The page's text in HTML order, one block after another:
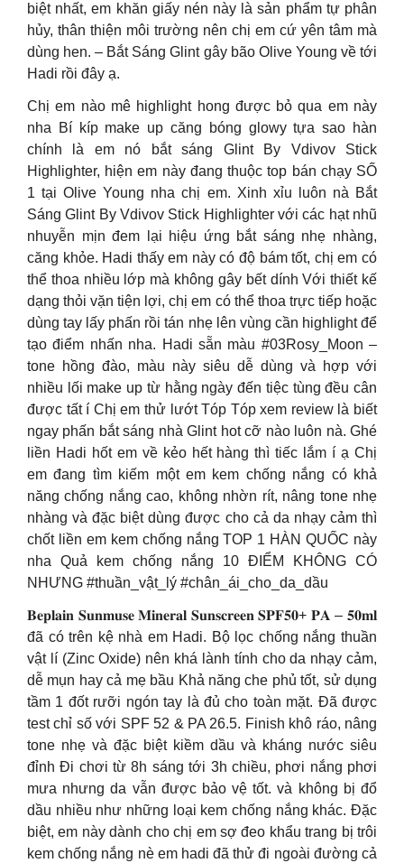
biệt nhất, em khăn giấy nén này là sản phẩm tự phân
hủy, thân thiện môi trường nên chị em cứ yên tâm mà
dùng hen. – Bắt Sáng Glint gây bão Olive Young về tới
Hadi rồi đây ạ.
Chị em nào mê highlight hong được bỏ qua em này
nha Bí kíp make up căng bóng glowy tựa sao hàn
chính là em nó bắt sáng Glint By Vdivov Stick
Highlighter, hiện em này đang thuộc top bán chạy SỐ
1 tại Olive Young nha chị em. Xinh xỉu luôn nà Bắt
Sáng Glint By Vdivov Stick Highlighter với các hạt nhũ
nhuyễn mịn đem lại hiệu ứng bắt sáng nhẹ nhàng,
căng khỏe. Hadi thấy em này có độ bám tốt, chị em có
thể thoa nhiều lớp mà không gây bết dính Với thiết kế
dạng thỏi vặn tiện lợi, chị em có thể thoa trực tiếp hoặc
dùng tay lấy phấn rồi tán nhẹ lên vùng cần highlight để
tạo điểm nhấn nha. Hadi sẵn màu #03Rosy_Moon –
tone hồng đào, màu này siêu dễ dùng và hợp với
nhiều lối make up từ hằng ngày đến tiệc tùng đều cân
được tất í Chị em thử lướt Tóp Tóp xem review là biết
ngay phấn bắt sáng nhà Glint hot cỡ nào luôn nà. Ghé
liền Hadi hốt em về kẻo hết hàng thì tiếc lắm í ạ Chị
em đang tìm kiếm một em kem chống nắng có khả
năng chống nắng cao, không nhờn rít, nâng tone nhẹ
nhàng và đặc biệt dùng được cho cả da nhạy cảm thì
chốt liền em kem chống nắng TOP 1 HÀN QUỐC này
nha Quả kem chống nắng 10 ĐIỂM KHÔNG CÓ
NHƯNG #thuần_vật_lý #chân_ái_cho_da_dầu
𝐁𝐞𝐩𝐥𝐚𝐢𝐧 𝐒𝐮𝐧𝐦𝐮𝐬𝐞 𝐌𝐢𝐧𝐞𝐫𝐚𝐥 𝐒𝐮𝐧𝐬𝐜𝐫𝐞𝐞𝐧 𝐒𝐏𝐅𝟓𝟎+ 𝐏𝐀 – 𝟓𝟎𝐦𝐥
đã có trên kệ nhà em Hadi. Bộ lọc chống nắng thuần
vật lí (Zinc Oxide) nên khá lành tính cho da nhạy cảm,
dễ mụn hay cả mẹ bầu Khả năng che phủ tốt, sử dụng
tầm 1 đốt rưỡi ngón tay là đủ cho toàn mặt. Đã được
test chỉ số với SPF 52 & PA 26.5. Finish khô ráo, nâng
tone nhẹ và đặc biệt kiềm dầu và kháng nước siêu
đỉnh Đi chơi từ 8h sáng tới 3h chiều, phơi nắng phơi
mưa nhưng da vẫn được bảo vệ tốt. và không bị đổ
dầu nhiều như những loại kem chống nắng khác. Đặc
biệt, em này dành cho chị em sợ đeo khẩu trang bị trôi
kem chống nắng nè em hadi đã thử đi ngoài đường cả